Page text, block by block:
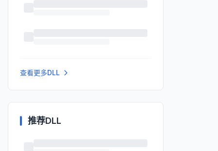
查看更多DLL
推荐DLL